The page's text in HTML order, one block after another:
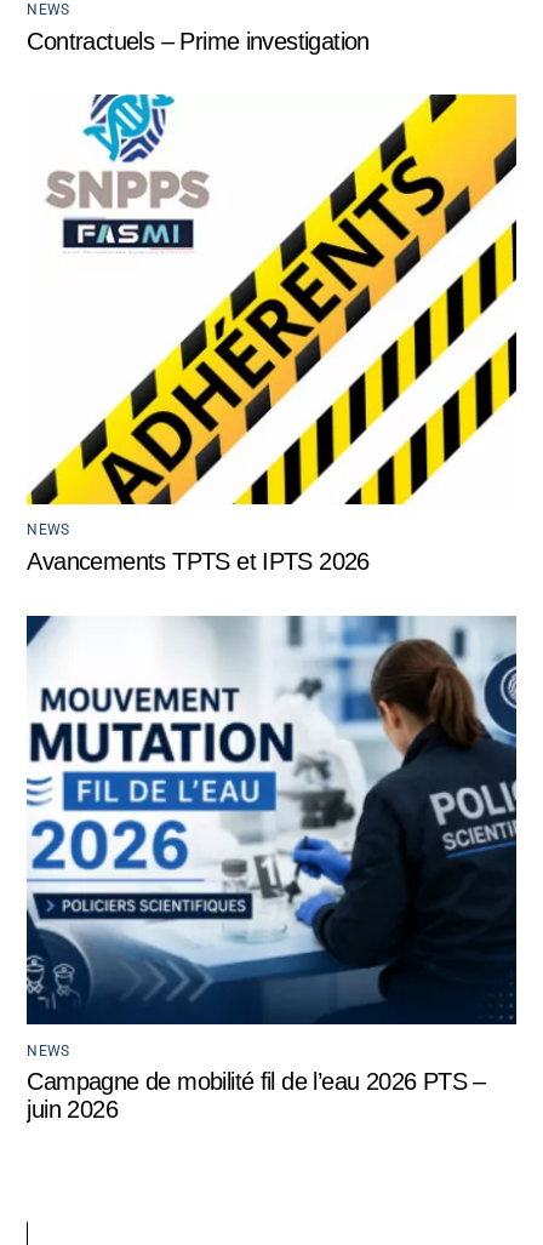
NEWS
Contractuels – Prime investigation
NEWS
Avancements TPTS et IPTS 2026
NEWS
Campagne de mobilité fil de l’eau 2026 PTS –
juin 2026